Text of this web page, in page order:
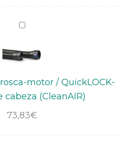
Tubo
aire
motor
/
QuickLOCK-
de
motor / QuickLOCK-
cabeza (CleanAIR)
73,83€